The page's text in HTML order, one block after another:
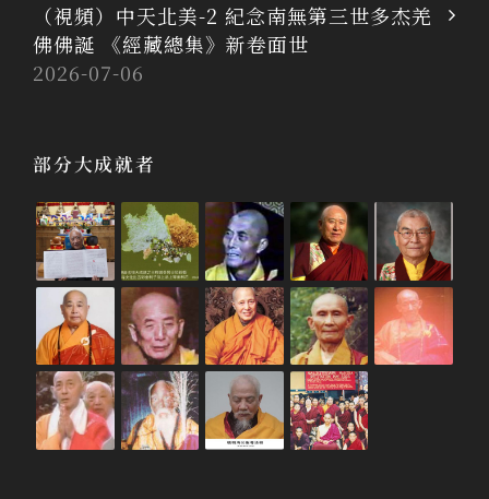
（視頻）中天北美-2 紀念南無第三世多杰羌
佛佛誕 《經藏總集》新卷面世
2026-07-06
部分大成就者